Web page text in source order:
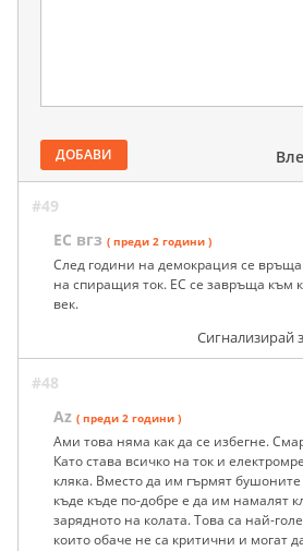
ДОБАВИ
#49
ЕС вгз ( преди 2 години )
След години на демокрация се
на спиращия ток. ЕС се завръща към
век.
Сигнализирай
#48
Az ( преди 2 години )
Ами това няма как да се избегне.
Като става всичко на ток и
кляка. Вместо да им гърмят
къде къде по-добре е да им намалят
зарядното на колата. Това са най-
които обаче не са критични и могат